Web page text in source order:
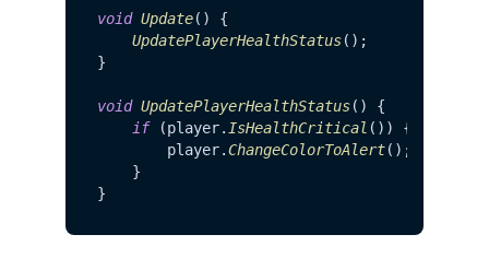
void Update() {
UpdatePlayerHealthStatus();
}
void UpdatePlayerHealthStatus() {
if (player. IsHealthCritical ()) {
        player.
ChangeColorToAlert();
    }